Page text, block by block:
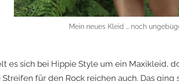
Mein neues Kleid … noch
es sich bei Hippie Style um ein Maxikleid,
für den Rock reichen auch. Das